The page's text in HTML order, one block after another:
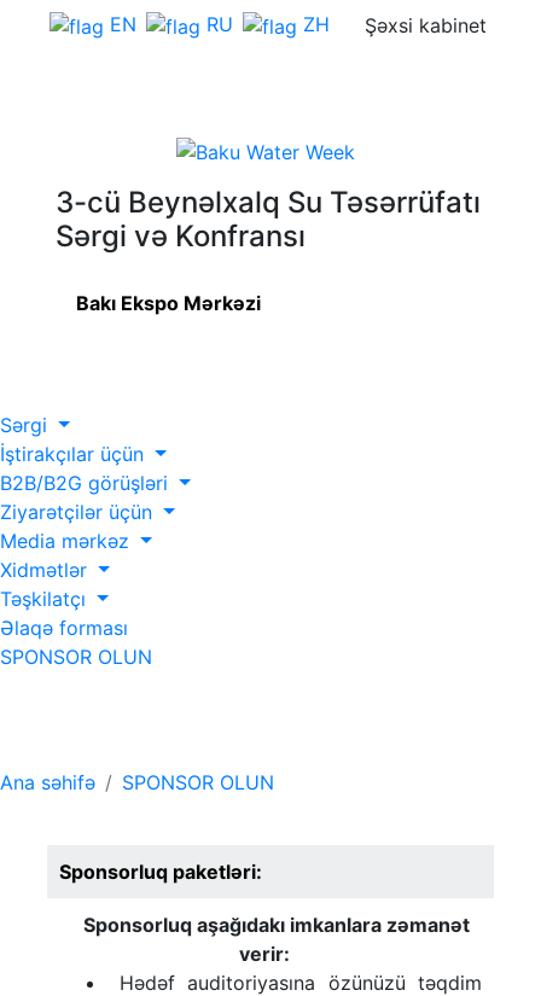
EN RU ZH Şəxsi kabinet
3-cü Beynəlxalq Su Təsərrüfatı
Sərgi və Konfransı
Bakı Ekspo Mərkəzi
Sərgi
İştirakçılar üçün
B2B/B2G görüşləri
Ziyarətçilər üçün
Media mərkəz
Xidmətlər
Təşkilatçı
Əlaqə forması
SPONSOR OLUN
Ana səhifə SPONSOR OLUN
Sponsorluq paketləri:
Sponsorluq aşağıdakı imkanlara zəmanət
verir:
Hədəf auditoriyasına özünüzü təqdim